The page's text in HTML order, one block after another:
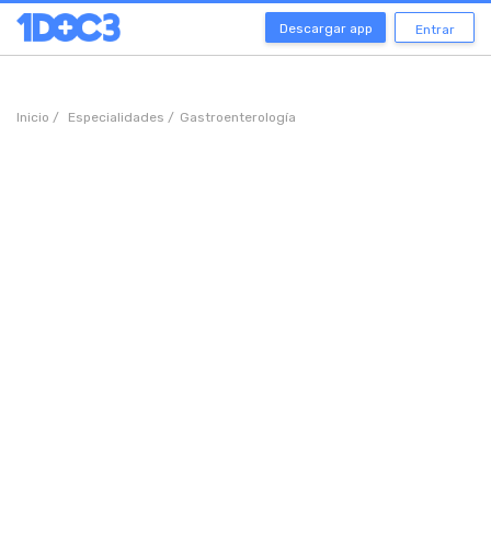
Descargar app Entrar
Inicio / Especialidades / Gastroenterología